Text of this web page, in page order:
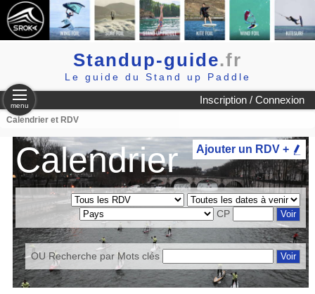
Standup-guide.fr
Le guide du Stand up Paddle
Inscription / Connexion
menu
Calendrier et RDV
Ajouter un RDV +
Calendrier
CP
OU Recherche par Mots clés